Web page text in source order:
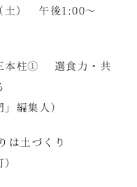
土） 午後1:00～
本柱① 選食力・共
編集人）
は土づくり